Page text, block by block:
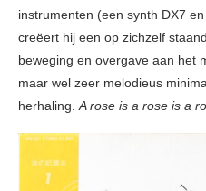
instrumenten (een synth DX7
creëert hij een op zichzelf
beweging en overgave aan het
maar wel zeer melodieus
herhaling. A rose is a rose is a